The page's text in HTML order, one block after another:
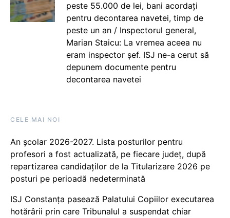
peste 55.000 de lei, bani acordați
pentru decontarea navetei, timp de
peste un an / Inspectorul general,
Marian Staicu: La vremea aceea nu
eram inspector șef. ISJ ne-a cerut să
depunem documente pentru
decontarea navetei
CELE MAI NOI
An școlar 2026-2027. Lista posturilor pentru
profesori a fost actualizată, pe fiecare județ, după
repartizarea candidaților de la Titularizare 2026 pe
posturi pe perioadă nedeterminată
ISJ Constanța pasează Palatului Copiilor executarea
hotărârii prin care Tribunalul a suspendat chiar